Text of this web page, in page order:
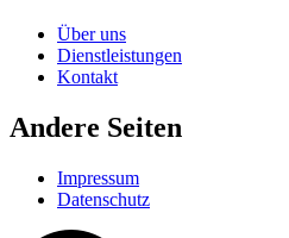
Über uns
Dienstleistungen
Kontakt
Andere Seiten
Impressum
Datenschutz